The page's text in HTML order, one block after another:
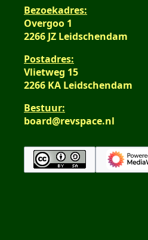
i
n
g
a
t
t
n
g
i
n
g
s
s
a
e
n
a
t
Bezoekadres:
Overgoo 1
2266 JZ Leidschendam
Postadres:
Vlietweg 15
2266 KA Leidschendam
Bestuur:
board@revspace.nl